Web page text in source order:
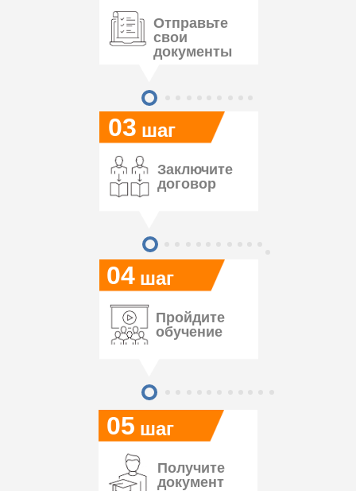
05
04
03 шаг
шаг
шаг
Отправьте
свои
документы
Заключите
договор
Пройдите
обучение
Получите
документ